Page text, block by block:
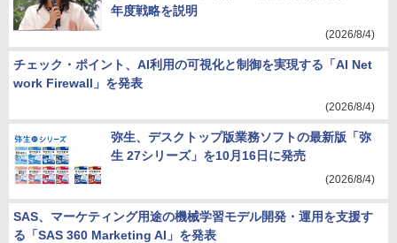
年度戦略を説明
(2026/8/4)
チェック・ポイント、AI利用の可視化と制御を実現する「AI Net
work Firewall」を発表
(2026/8/4)
弥生、デスクトップ版業務ソフトの最新版「弥
生 27シリーズ」を10月16日に発売
(2026/8/4)
SAS、マーケティング用途の機械学習モデル開発・運用を支援す
る「SAS 360 Marketing AI」を発表